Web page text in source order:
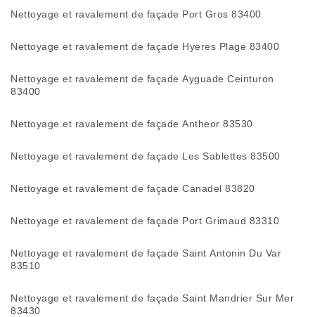
Nettoyage et ravalement de façade Port Gros 83400
Nettoyage et ravalement de façade Hyeres Plage 83400
Nettoyage et ravalement de façade Ayguade Ceinturon
83400
Nettoyage et ravalement de façade Antheor 83530
Nettoyage et ravalement de façade Les Sablettes 83500
Nettoyage et ravalement de façade Canadel 83820
Nettoyage et ravalement de façade Port Grimaud 83310
Nettoyage et ravalement de façade Saint Antonin Du Var
83510
Nettoyage et ravalement de façade Saint Mandrier Sur Mer
83430